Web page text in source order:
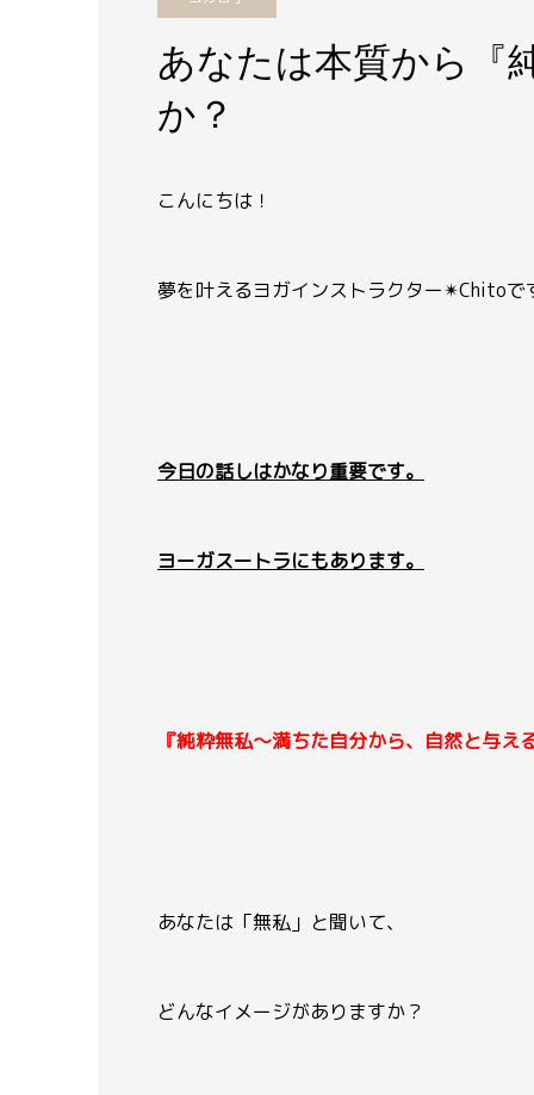
あなたは本質から『
か？
こんにちは！
夢を叶えるヨガインストラクター✴︎Chitoで
今日の話しはかなり重要です。
ヨーガスートラにもあります。
『純粋無私〜満ちた自分から、自然と与え
あなたは「無私」と聞いて、
どんなイメージがありますか？